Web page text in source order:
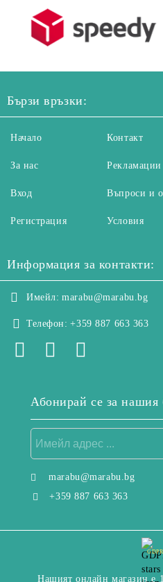
Бързи връзки:
Начало
За нас
Вход
Регистрация
Контакт
Рекламации
Въпроси и
Условия
Информация за контакти:
Имейл: marabu@marabu.bg
Телефон: +359 887 663 363
Абонирай се за нашия
marabu@marabu.bg
+359 887 663 363
GDPR
Нашият онлайн магазин е